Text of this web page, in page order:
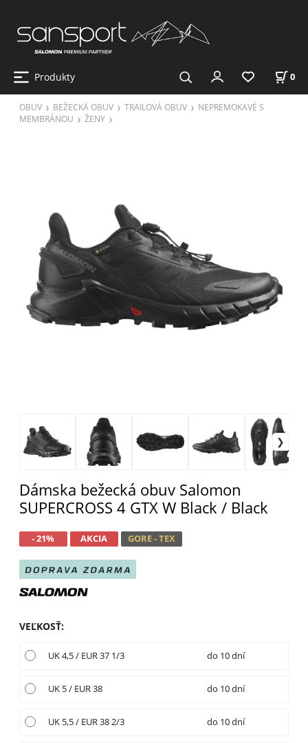
Produkty 0
OBUV BEŽECKÁ OBUV TRAILOVÁ OBUV
NEPREMOKAVÉ S
MEMBRÁNOU
ŽENY
Dámska bežecká obuv Salomon
SUPERCROSS 4 GTX W Black / Black
- 21% AKCIA GORE - TEX
VEĽKOSŤ:
UK 4,5 / EUR 37 1/3 do 10 dní
UK 5 / EUR 38 do 10 dní
UK 5,5 / EUR 38 2/3 do 10 dní